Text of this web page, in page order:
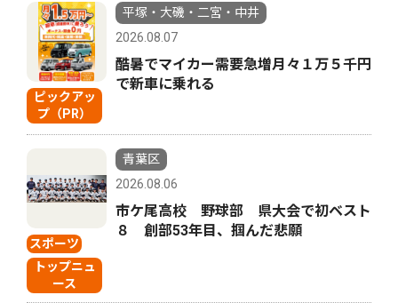
ピックアッ
プ（PR）
平塚・大磯・二宮・中井
2026.08.07
酷暑でマイカー需要急増月々１万５千円
で新車に乗れる
スポーツ
トップニュ
ース
青葉区
2026.08.06
市ケ尾高校 野球部 県大会で初ベスト
８ 創部53年目、掴んだ悲願